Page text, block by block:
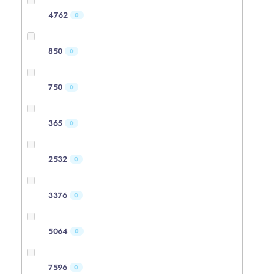
4762 0
850 0
750 0
365 0
2532 0
3376 0
5064 0
7596 0